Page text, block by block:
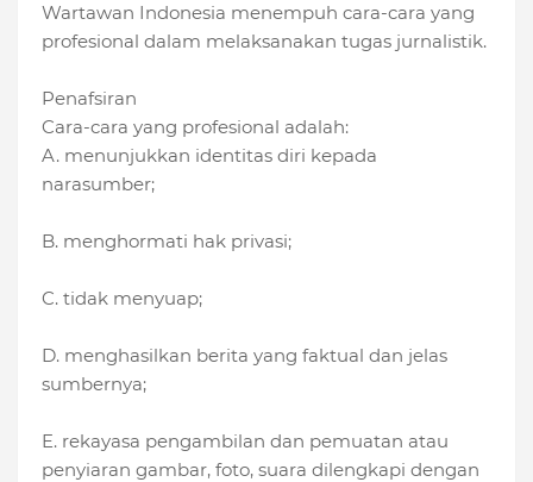
Wartawan Indonesia menempuh cara-cara yang
profesional dalam melaksanakan tugas jurnalistik.
Penafsiran
Cara-cara yang profesional adalah:
A. menunjukkan identitas diri kepada
narasumber;
B. menghormati hak privasi;
C. tidak menyuap;
D. menghasilkan berita yang faktual dan jelas
sumbernya;
E. rekayasa pengambilan dan pemuatan atau
penyiaran gambar, foto, suara dilengkapi dengan